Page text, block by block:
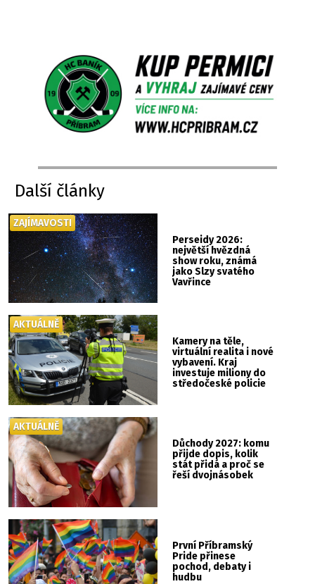
Další články
Perseidy 2026:
největší hvězdná
show roku, známá
jako Slzy svatého
Vavřince
ZAJÍMAVOSTI
Kamery na těle,
virtuální realita i nové
vybavení. Kraj
investuje miliony do
středočeské policie
AKTUÁLNĚ
Důchody 2027: komu
přijde dopis, kolik
stát přidá a proč se
řeší dvojnásobek
AKTUÁLNĚ
První Příbramský
Pride přinese
pochod, debaty i
hudbu